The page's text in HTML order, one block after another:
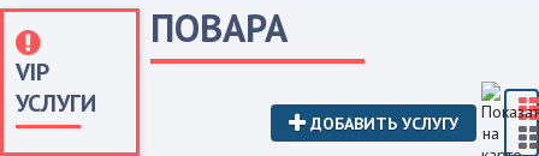
VIP
УСЛУГИ
ПОВАРА
ДОБАВИТЬ УСЛУГУ